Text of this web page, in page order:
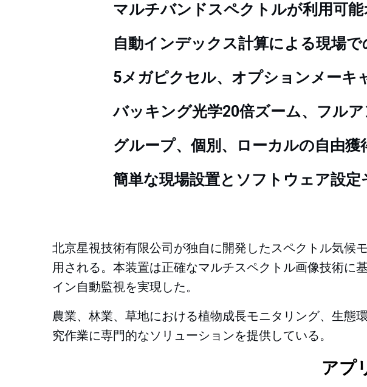
マルチバンドスペクトルが利用可能
自動インデックス計算による現場で
5メガピクセル、オプションメーキ
バッキング光学20倍ズーム、フル
グループ、個別、ローカルの自由
簡単な現場設置とソフトウェア設定
北京星視技術有限公司が独自に開発したスペクトル気候
用される。本装置は正確なマルチスペクトル画像技術に
イン自動監視を実現した。
農業、林業、草地における植物成長モニタリング、生態
究作業に専門的なソリューションを提供している。
アプ